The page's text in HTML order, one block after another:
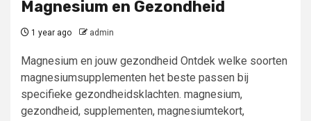
Magnesium en Gezondheid
1 year ago admin
Magnesium en jouw gezondheid Ontdek welke soorten
magnesiumsupplementen het beste passen bij
specifieke gezondheidsklachten. magnesium,
gezondheid, supplementen, magnesiumtekort,